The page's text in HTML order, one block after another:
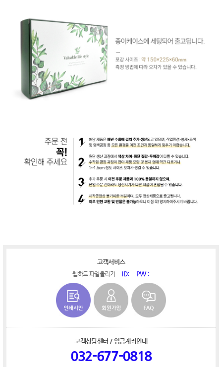
고객서비스
웹하드 파일올리기 ID: PW :
고객상담센터 / 입금계좌안내
032-677-0818